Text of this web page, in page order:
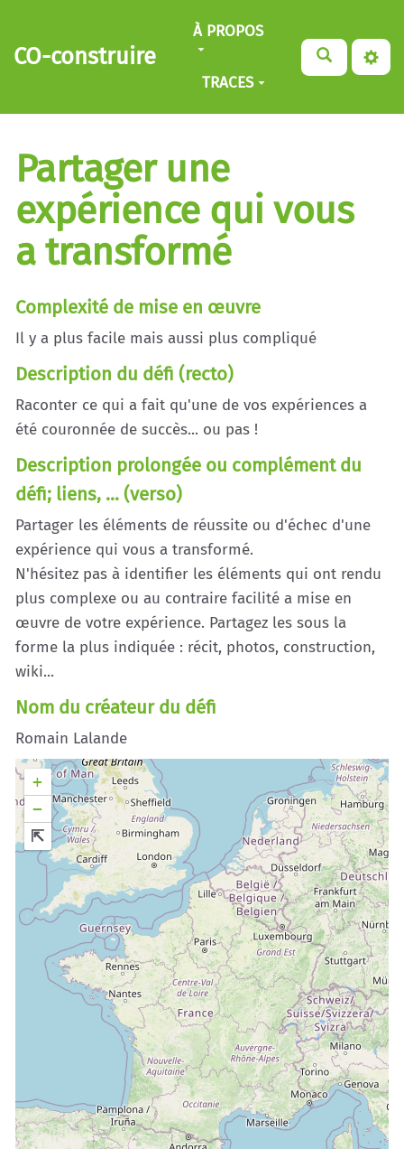
Aller au contenu principal
CO-construire
À PROPOS
TRACES
Partager une
expérience qui vous
a transformé
Complexité de mise en œuvre
Il y a plus facile mais aussi plus compliqué
Description du défi (recto)
Raconter ce qui a fait qu'une de vos expériences a
été couronnée de succès... ou pas !
Description prolongée ou complément du
défi; liens, ... (verso)
Partager les éléments de réussite ou d'échec d'une
expérience qui vous a transformé.
N'hésitez pas à identifier les éléments qui ont rendu
plus complexe ou au contraire facilité a mise en
œuvre de votre expérience. Partagez les sous la
forme la plus indiquée : récit, photos, construction,
wiki...
Nom du créateur du défi
Romain Lalande
+
−